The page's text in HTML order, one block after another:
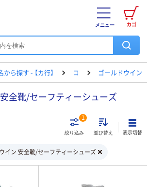
カゴ
メニュー
ら探す - 【カ行】 コ ゴールドウイン
全靴/セーフティーシューズ
絞り込み
1
並び替え 表示切替
イン 安全靴/セーフティーシューズ